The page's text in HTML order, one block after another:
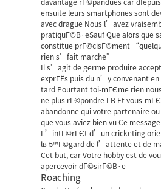
davantage rГ©pandues car
ensuite leurs smartphones sont
avec drague Nous l’avez
pratiquГ©В·eSauf Que alors que
constitue prГ©cisГ©ment
rien s’fait marche”
Il s’agit de germe produire
exprГЁs puis du n’y convenant en
tard Pourtant toi-mГЄme rien
ne plus rГ©pondre Г­В Et vous-
abandonne qui votre partenaire
que vous aviez bien vu Ce message
L’intГ©rГЄt d’un cricketing
lвЂ™Г©gard de l’attente et de
Cet but, car Votre hobby est de
apercevoir dГ©sirГ©В·e
Roaching